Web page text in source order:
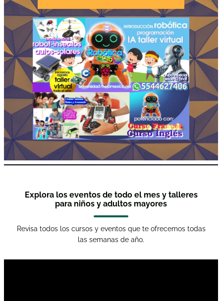
Explora los eventos de todo el mes y talleres
para niños y adultos mayores
Revisa todos los cursos y eventos que te ofrecemos todas
las semanas de año.